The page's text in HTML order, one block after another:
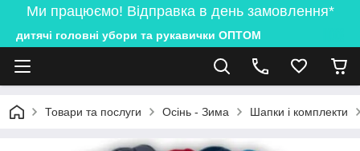
Ми працюємо! Відправка в день замовлення*
дитячі головні убори та рукавички ОПТОМ
Товари та послуги Осінь - Зима Шапки і комплекти